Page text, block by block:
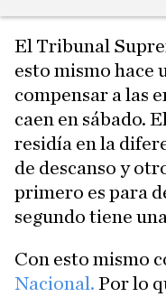
El Tribunal
esto mismo hace
compensar a las
caen en sábado.
residía en la
de descanso y
primero es para
segundo tiene
Con esto mismo
Nacional. Por lo